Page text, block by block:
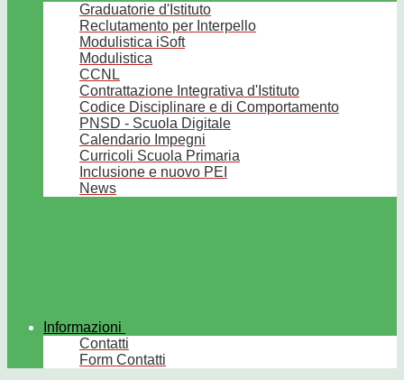
Graduatorie d'Istituto
Reclutamento per Interpello
Modulistica iSoft
Modulistica
CCNL
Contrattazione Integrativa d'Istituto
Codice Disciplinare e di Comportamento
PNSD - Scuola Digitale
Calendario Impegni
Curricoli Scuola Primaria
Inclusione e nuovo PEI
News
Informazioni
Contatti
Form Contatti